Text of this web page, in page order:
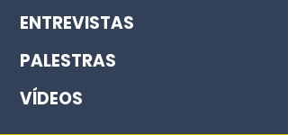
ENTREVISTAS
PALESTRAS
VÍDEOS